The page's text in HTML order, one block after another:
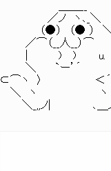
／ノ ヽ､_＼ まあ
（●） （● ） ＼
／⌒（__人__）⌒ ＼
| ) ) u. | 今とな
＼ `ー’´
⊂⌒ヽ 〉 ＜´/
＼ ヽ ヽ
＼_,,ノ| ､＿